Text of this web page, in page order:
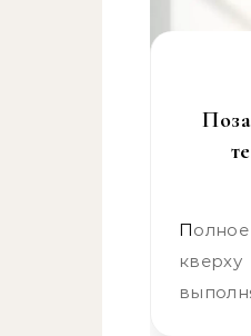
Полное руководство по позе